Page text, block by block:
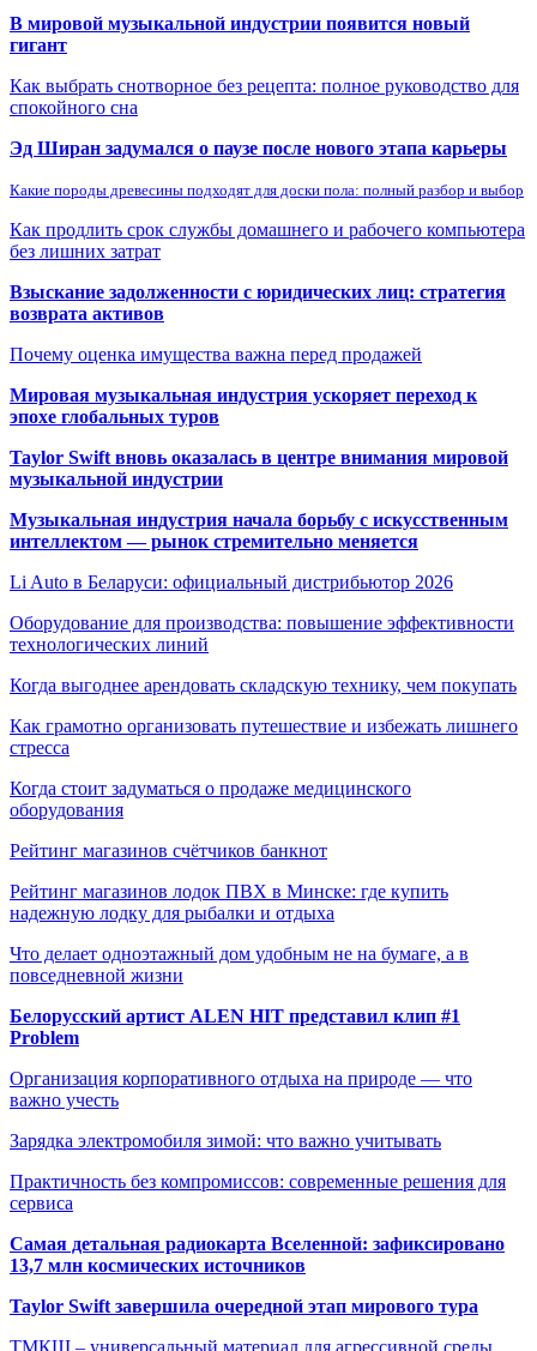
В мировой музыкальной индустрии появится новый
гигант
Как выбрать снотворное без рецепта: полное руководство для
спокойного сна
Эд Ширан задумался о паузе после нового этапа карьеры
Какие породы древесины подходят для доски пола: полный разбор и выбор
Как продлить срок службы домашнего и рабочего компьютера
без лишних затрат
Взыскание задолженности с юридических лиц: стратегия
возврата активов
Почему оценка имущества важна перед продажей
Мировая музыкальная индустрия ускоряет переход к
эпохе глобальных туров
Taylor Swift вновь оказалась в центре внимания мировой
музыкальной индустрии
Музыкальная индустрия начала борьбу с искусственным
интеллектом — рынок стремительно меняется
Li Auto в Беларуси: официальный дистрибьютор 2026
Оборудование для производства: повышение эффективности
технологических линий
Когда выгоднее арендовать складскую технику, чем покупать
Как грамотно организовать путешествие и избежать лишнего
стресса
Когда стоит задуматься о продаже медицинского
оборудования
Рейтинг магазинов счётчиков банкнот
Рейтинг магазинов лодок ПВХ в Минске: где купить
надежную лодку для рыбалки и отдыха
Что делает одноэтажный дом удобным не на бумаге, а в
повседневной жизни
Белорусский артист ALEN HIT представил клип #1
Problem
Организация корпоративного отдыха на природе — что
важно учесть
Зарядка электромобиля зимой: что важно учитывать
Практичность без компромиссов: современные решения для
сервиса
Самая детальная радиокарта Вселенной: зафиксировано
13,7 млн космических источников
Taylor Swift завершила очередной этап мирового тура
ТМКЩ – универсальный материал для агрессивной среды